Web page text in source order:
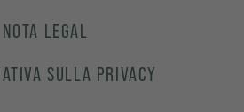
NOTA LEGAL
SULLA PRIVACY